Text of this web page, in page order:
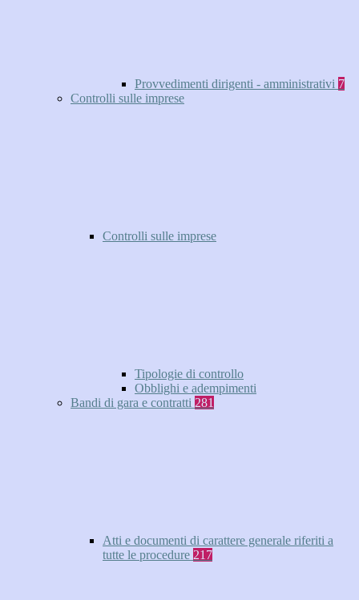
Provvedimenti dirigenti - amministrativi 7
Controlli sulle imprese
Controlli sulle imprese
Tipologie di controllo
Obblighi e adempimenti
Bandi di gara e contratti 281
Atti e documenti di carattere generale riferiti a
tutte le procedure 217